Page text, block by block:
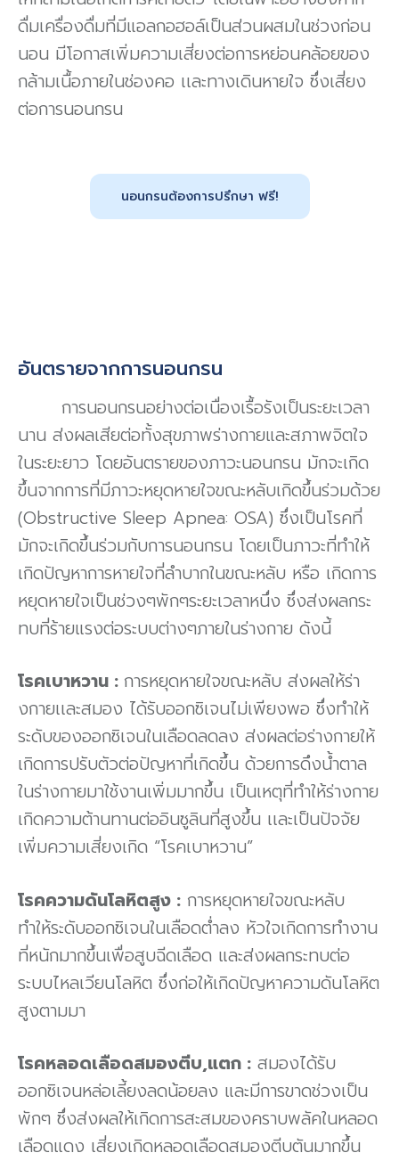
ดื่มเครื่องดื่มที่มีแอลกอฮอล์เป็นส่วนผสมในช่วงก่อน
นอน มีโอกาสเพิ่มความเสี่ยงต่อการหย่อนคล้อยของ
กล้ามเนื้อภายในช่องคอ เเละทางเดินหายใจ ซึ่งเสี่ยง
ต่อการนอนกรน
นอนกรนต้องการปรึกษา ฟรี!
อันตรายจากการนอนกรน
การนอนกรนอย่างต่อเนื่องเรื้อรังเป็นระยะเวลา
นาน ส่งผลเสียต่อทั้งสุขภาพร่างกายและสภาพจิตใจ
ในระยะยาว โดยอันตรายของภาวะนอนกรน มักจะเกิด
ขึ้นจากการที่มีภาวะหยุดหายใจขณะหลับเกิดขึ้นร่วมด้วย
(Obstructive Sleep Apnea: OSA) ซึ่งเป็นโรคที่
มักจะเกิดขึ้นร่วมกับการนอนกรน โดยเป็นภาวะที่ทำให้
เกิดปัญหาการหายใจที่ลำบากในขณะหลับ หรือ เกิดการ
หยุดหายใจเป็นช่วงๆพักๆระยะเวลาหนึ่ง ซึ่งส่งผลกระ
ทบที่ร้ายแรงต่อระบบต่างๆภายในร่างกาย ดังนี้
โรคเบาหวาน : การหยุดหายใจขณะหลับ ส่งผลให้ร่า
งกายเเละสมอง ได้รับออกซิเจนไม่เพียงพอ ซึ่งทำให้
ระดับของออกซิเจนในเลือดลดลง ส่งผลต่อร่างกายให้
เกิดการปรับตัวต่อปัญหาที่เกิดขึ้น ด้วยการดึงน้ำตาล
ในร่างกายมาใช้งานเพิ่มมากขึ้น เป็นเหตุที่ทำให้ร่างกาย
เกิดความต้านทานต่ออินซูลินที่สูงขึ้น เเละเป็นปัจจัย
เพิ่มความเสี่ยงเกิด “โรคเบาหวาน”
โรคความดันโลหิตสูง : การหยุดหายใจขณะหลับ
ทำให้ระดับออกซิเจนในเลือดต่ำลง หัวใจเกิดการทำงาน
ที่หนักมากขึ้นเพื่อสูบฉีดเลือด และส่งผลกระทบต่อ
ระบบไหลเวียนโลหิต ซึ่งก่อให้เกิดปัญหาความดันโลหิต
สูงตามมา
โรคหลอดเลือดสมองตีบ,แตก : สมองได้รับ
ออกซิเจนหล่อเลี้ยงลดน้อยลง และมีการขาดช่วงเป็น
พักๆ ซึ่งส่งผลให้เกิดการสะสมของคราบพลัคในหลอด
เลือดแดง เสี่ยงเกิดหลอดเลือดสมองตีบตันมากขึ้น